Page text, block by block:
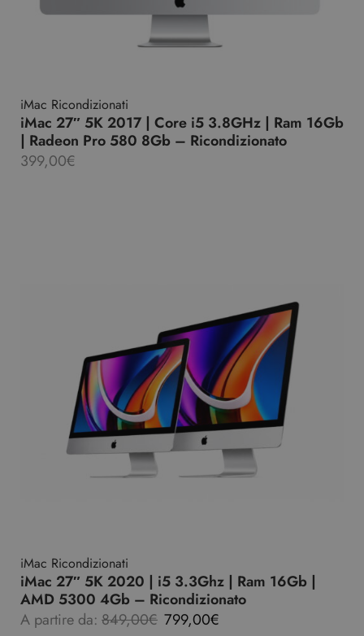
iMac Ricondizionati
iMac 27″ 5K 2017 | Core i5 3.8GHz | Ram 16Gb
| Radeon Pro 580 8Gb – Ricondizionato
399,00€
iMac Ricondizionati
iMac 27″ 5K 2020 | i5 3.3Ghz | Ram 16Gb |
AMD 5300 4Gb – Ricondizionato
A partire da: 849,00€ 799,00€